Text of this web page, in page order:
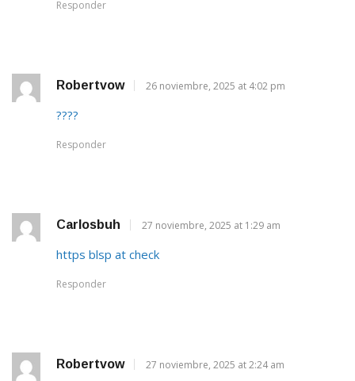
Responder
Robertvow 26 noviembre, 2025 at 4:02 pm
????
Responder
Carlosbuh 27 noviembre, 2025 at 1:29 am
https blsp at check
Responder
Robertvow 27 noviembre, 2025 at 2:24 am